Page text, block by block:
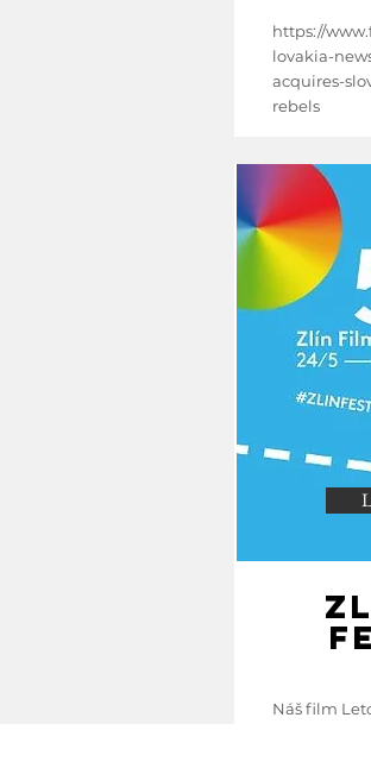
https://
lovakia-
acquires-
rebels
Náš film